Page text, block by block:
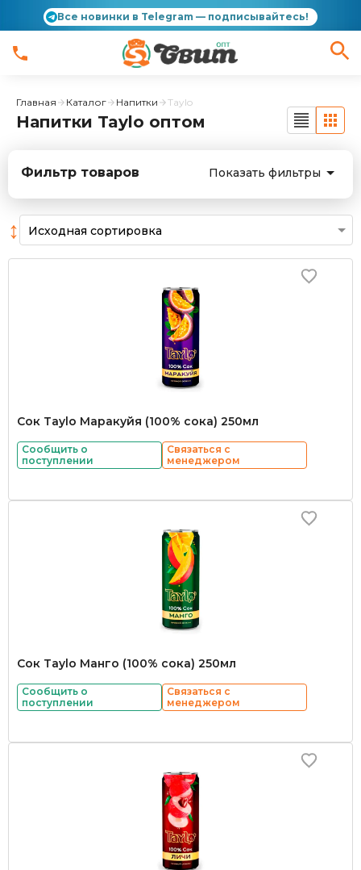
Все новинки в Telegram — подписывайтесь!
Главная Каталог Напитки Taylo
Напитки Taylo оптом
Фильтр товаров Показать фильтры
↕
Сок Taylo Маракуйя (100% сока) 250мл
Сообщить о
поступлении
Связаться с
менеджером
Сок Taylo Манго (100% сока) 250мл
Сообщить о
поступлении
Связаться с
менеджером